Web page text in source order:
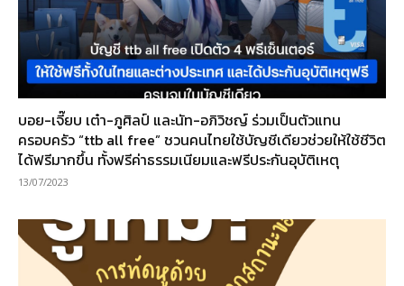
บอย-เจี๊ยบ เต๋า-ภูศิลป์ และนัท-อภิวิชญ์ ร่วมเป็นตัวแทน
ครอบครัว “ttb all free” ชวนคนไทยใช้บัญชีเดียวช่วยให้ใช้ชีวิต
ได้ฟรีมากขึ้น ทั้งฟรีค่าธรรมเนียมและฟรีประกันอุบัติเหตุ
13/07/2023